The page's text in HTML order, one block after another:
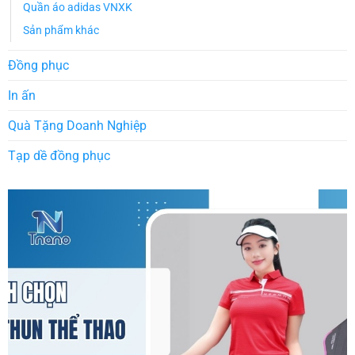
Quần áo adidas VNXK
Sản phẩm khác
Đồng phục
In ấn
Quà Tặng Doanh Nghiệp
Tạp dề đồng phục